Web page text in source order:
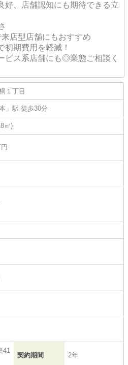
好、店舗認知にも期待できる立
店型店舗にもおすすめ
期費用を軽減！
ビス系店舗にも◎業態ご相談く
１丁目
」駅 徒歩30分
㎡)
41
契約期間 2年